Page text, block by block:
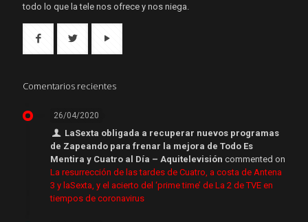
todo lo que la tele nos ofrece y nos niega.
Comentarios recientes
26/04/2020
LaSexta obligada a recuperar nuevos programas
de Zapeando para frenar la mejora de Todo Es
Mentira y Cuatro al Día – Aquitelevisión commented on
La resurrección de las tardes de Cuatro, a costa de Antena
3 y laSexta, y el acierto del ‘prime time’ de La 2 de TVE en
tiempos de coronavirus